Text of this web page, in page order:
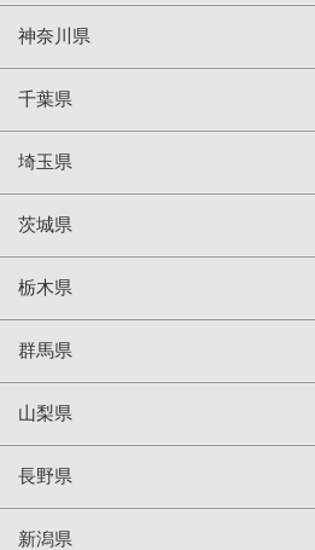
神奈川県
千葉県
埼玉県
茨城県
栃木県
群馬県
山梨県
長野県
新潟県